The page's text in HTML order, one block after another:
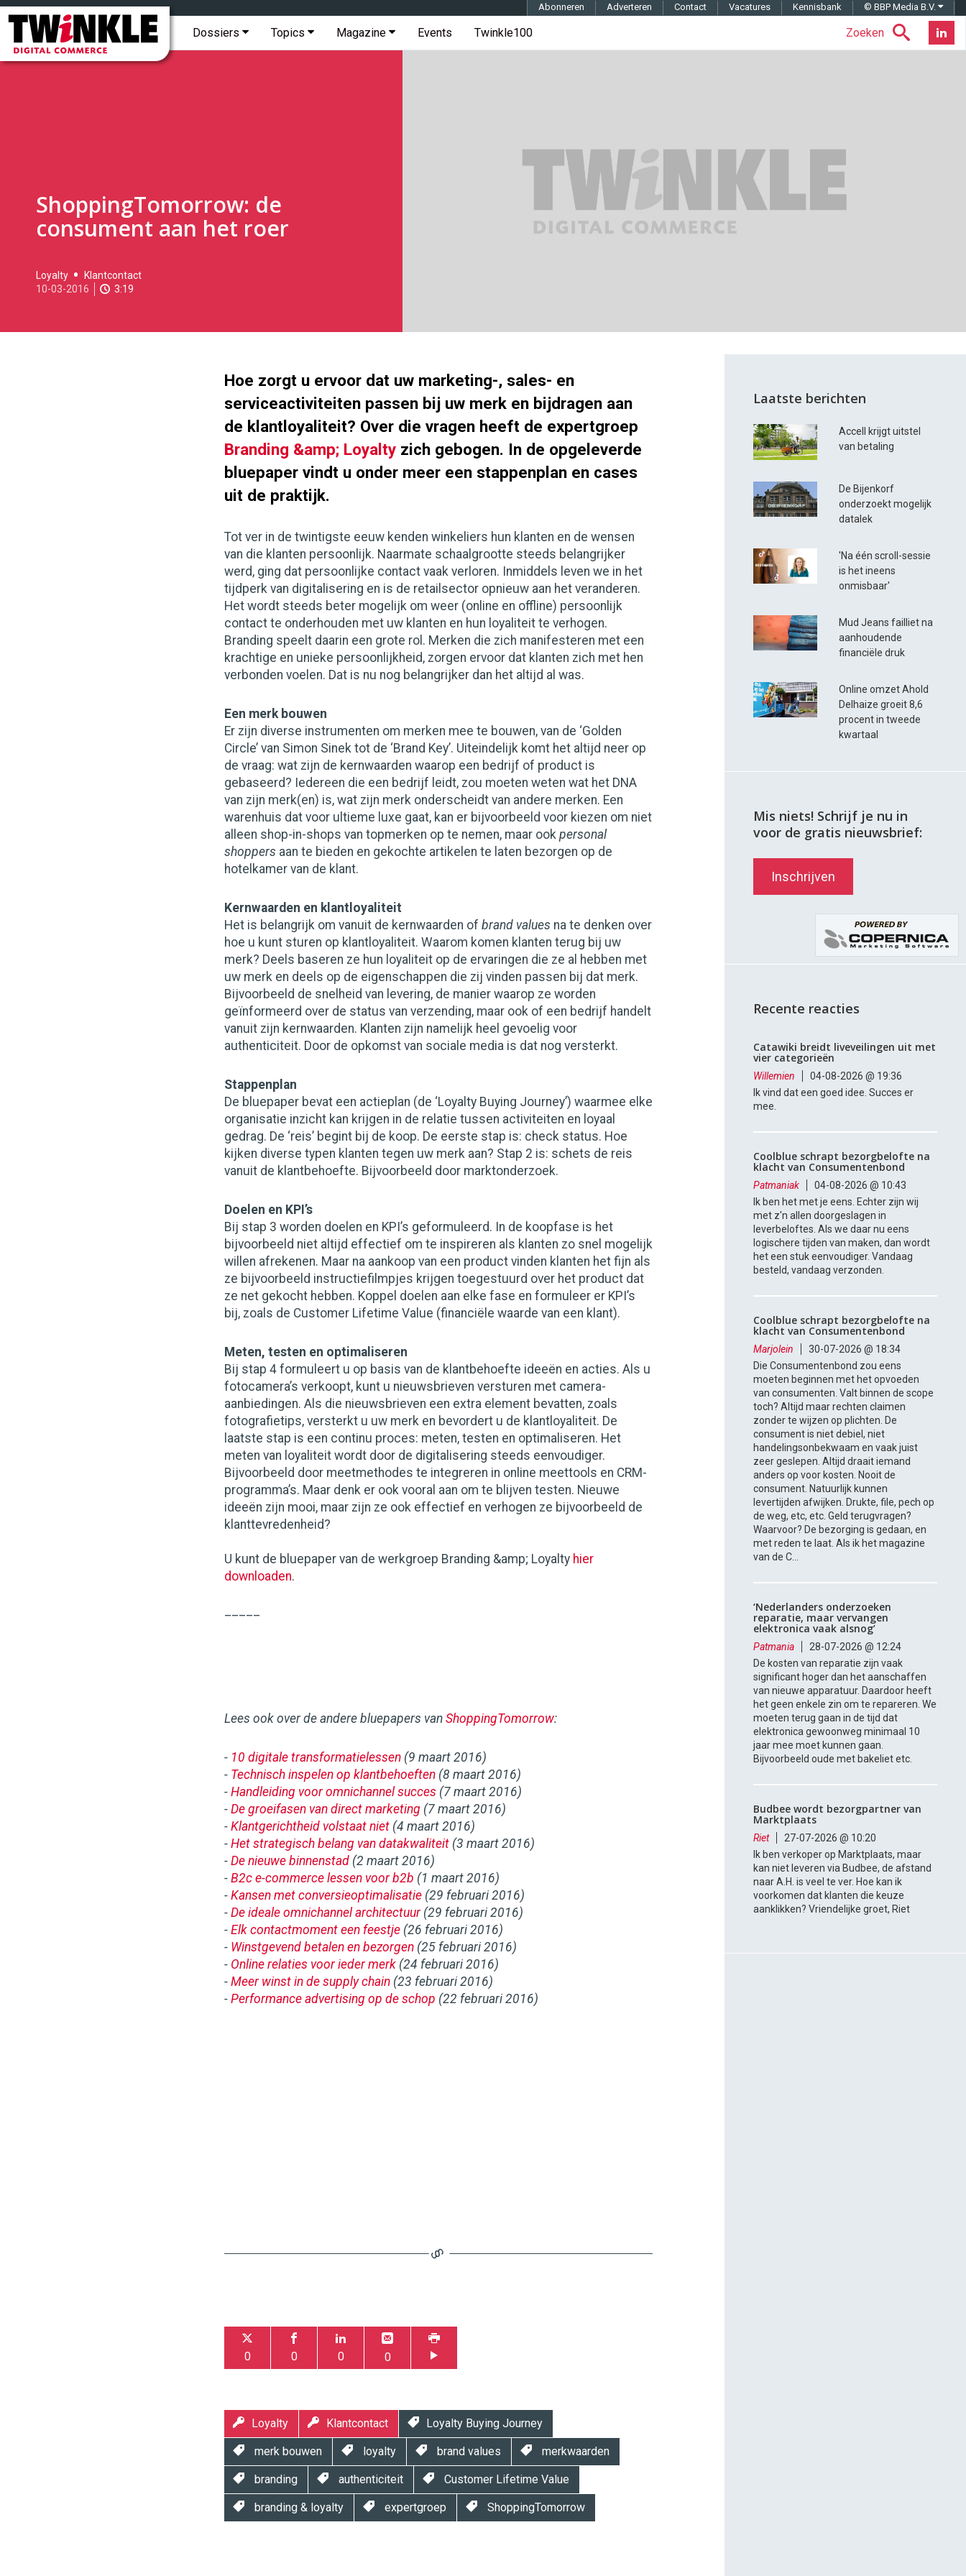
Twinkle
Digital
Commerce
Hoofdmenu Zoeken
Dossiers Topics Magazine Events Twinkle100
Topmenu Abonneren Adverteren Contact Vacatures Kennisbank © BBP Media B.V.
ShoppingTomorrow: de
consument aan het roer
2016-
03-
05-
Loyalty
Klantcontact
10-03-2016
3:19
Hoe zorgt u ervoor dat uw marketing-, sales- en
serviceactiviteiten passen bij uw merk en bijdragen aan
de klantloyaliteit? Over die vragen heeft de expertgroep
Branding &amp; Loyalty zich gebogen. In de opgeleverde
bluepaper vindt u onder meer een stappenplan en cases
uit de praktijk.
Tot ver in de twintigste eeuw kenden winkeliers hun klanten en de wensen
van die klanten persoonlijk. Naarmate schaalgrootte steeds belangrijker
werd, ging dat persoonlijke contact vaak verloren. Inmiddels leven we in het
tijdperk van digitalisering en is de retailsector opnieuw aan het veranderen.
Het wordt steeds beter mogelijk om weer (online en offline) persoonlijk
contact te onderhouden met uw klanten en hun loyaliteit te verhogen.
Branding speelt daarin een grote rol. Merken die zich manifesteren met een
krachtige en unieke persoonlijkheid, zorgen ervoor dat klanten zich met hen
verbonden voelen. Dat is nu nog belangrijker dan het altijd al was.
Een merk bouwen
Er zijn diverse instrumenten om merken mee te bouwen, van de ‘Golden
Circle’ van Simon Sinek tot de ‘Brand Key’. Uiteindelijk komt het altijd neer op
de vraag: wat zijn de kernwaarden waarop een bedrijf of product is
gebaseerd? Iedereen die een bedrijf leidt, zou moeten weten wat het DNA
van zijn merk(en) is, wat zijn merk onderscheidt van andere merken. Een
warenhuis dat voor ultieme luxe gaat, kan er bijvoorbeeld voor kiezen om niet
alleen shop-in-shops van topmerken op te nemen, maar ook personal
shoppers aan te bieden en gekochte artikelen te laten bezorgen op de
hotelkamer van de klant.
Kernwaarden en klantloyaliteit
Het is belangrijk om vanuit de kernwaarden of brand values na te denken over
hoe u kunt sturen op klantloyaliteit. Waarom komen klanten terug bij uw
merk? Deels baseren ze hun loyaliteit op de ervaringen die ze al hebben met
uw merk en deels op de eigenschappen die zij vinden passen bij dat merk.
Bijvoorbeeld de snelheid van levering, de manier waarop ze worden
geïnformeerd over de status van verzending, maar ook of een bedrijf handelt
vanuit zijn kernwaarden. Klanten zijn namelijk heel gevoelig voor
authenticiteit. Door de opkomst van sociale media is dat nog versterkt.
Stappenplan
De bluepaper bevat een actieplan (de ‘Loyalty Buying Journey’) waarmee elke
organisatie inzicht kan krijgen in de relatie tussen activiteiten en loyaal
gedrag. De ‘reis’ begint bij de koop. De eerste stap is: check status. Hoe
kijken diverse typen klanten tegen uw merk aan? Stap 2 is: schets de reis
vanuit de klantbehoefte. Bijvoorbeeld door marktonderzoek.
Doelen en KPI’s
Bij stap 3 worden doelen en KPI’s geformuleerd. In de koopfase is het
bijvoorbeeld niet altijd effectief om te inspireren als klanten zo snel mogelijk
willen afrekenen. Maar na aankoop van een product vinden klanten het fijn als
ze bijvoorbeeld instructiefilmpjes krijgen toegestuurd over het product dat
ze net gekocht hebben. Koppel doelen aan elke fase en formuleer er KPI’s
bij, zoals de Customer Lifetime Value (financiële waarde van een klant).
Meten, testen en optimaliseren
Bij stap 4 formuleert u op basis van de klantbehoefte ideeën en acties. Als u
fotocamera’s verkoopt, kunt u nieuwsbrieven versturen met camera-
aanbiedingen. Als die nieuwsbrieven een extra element bevatten, zoals
fotografietips, versterkt u uw merk en bevordert u de klantloyaliteit. De
laatste stap is een continu proces: meten, testen en optimaliseren. Het
meten van loyaliteit wordt door de digitalisering steeds eenvoudiger.
Bijvoorbeeld door meetmethodes te integreren in online meettools en CRM-
programma’s. Maar denk er ook vooral aan om te blijven testen. Nieuwe
ideeën zijn mooi, maar zijn ze ook effectief en verhogen ze bijvoorbeeld de
klanttevredenheid?
U kunt de bluepaper van de werkgroep Branding &amp; Loyalty hier
downloaden.
Lees ook over de andere bluepapers van ShoppingTomorrow:
- 10 digitale transformatielessen (9 maart 2016)
- Technisch inspelen op klantbehoeften (8 maart 2016)
- Handleiding voor omnichannel succes (7 maart 2016)
- De groeifasen van direct marketing (7 maart 2016)
- Klantgerichtheid volstaat niet (4 maart 2016)
- Het strategisch belang van datakwaliteit (3 maart 2016)
- De nieuwe binnenstad (2 maart 2016)
- B2c e-commerce lessen voor b2b (1 maart 2016)
- Kansen met conversieoptimalisatie (29 februari 2016)
- De ideale omnichannel architectuur(29 februari 2016)
- Elk contactmoment een feestje (26 februari 2016)
- Winstgevend betalen en bezorgen (25 februari 2016)
- Online relaties voor ieder merk (24 februari 2016)
- Meer winst in de supply chain (23 februari 2016)
- Performance advertising op de schop (22 februari 2016)
0 0 0 0
Loyalty Klantcontact Loyalty Buying Journey
merk bouwen loyalty brand values merkwaarden
branding authenticiteit Customer Lifetime Value
branding & loyalty expertgroep ShoppingTomorrow
Laatste berichten
Accell krijgt uitstel
van betaling
De Bijenkorf
onderzoekt mogelijk
datalek
'Na één scroll-sessie
is het ineens
onmisbaar'
Mud Jeans failliet na
aanhoudende
financiële druk
Online omzet Ahold
Delhaize groeit 8,6
procent in tweede
kwartaal
Mis niets! Schrijf je nu in
voor de gratis nieuwsbrief:
Inschrijven
Recente reacties
Catawiki breidt liveveilingen uit met
vier categorieën
Willemien
04-08-2026 @ 19:36
Ik vind dat een goed idee. Succes er
mee.
Coolblue schrapt bezorgbelofte na
klacht van Consumentenbond
Patmaniak
04-08-2026 @ 10:43
Ik ben het met je eens. Echter zijn wij
met z'n allen doorgeslagen in
leverbeloftes. Als we daar nu eens
logischere tijden van maken, dan wordt
het een stuk eenvoudiger. Vandaag
besteld, vandaag verzonden.
Coolblue schrapt bezorgbelofte na
klacht van Consumentenbond
Marjolein
30-07-2026 @ 18:34
Die Consumentenbond zou eens
moeten beginnen met het opvoeden
van consumenten. Valt binnen de scope
toch? Altijd maar rechten claimen
zonder te wijzen op plichten. De
consument is niet debiel, niet
handelingsonbekwaam en vaak juist
zeer geslepen. Altijd draait iemand
anders op voor kosten. Nooit de
consument. Natuurlijk kunnen
levertijden afwijken. Drukte, file, pech op
de weg, etc, etc. Geld terugvragen?
Waarvoor? De bezorging is gedaan, en
met reden te laat. Als ik het magazine
van de C...
‘Nederlanders onderzoeken
reparatie, maar vervangen
elektronica vaak alsnog’
Patmania
28-07-2026 @ 12:24
De kosten van reparatie zijn vaak
significant hoger dan het aanschaffen
van nieuwe apparatuur. Daardoor heeft
het geen enkele zin om te repareren. We
moeten terug gaan in de tijd dat
elektronica gewoonweg minimaal 10
jaar mee moet kunnen gaan.
Bijvoorbeeld oude met bakeliet etc.
Budbee wordt bezorgpartner van
Marktplaats
Riet
27-07-2026 @ 10:20
Ik ben verkoper op Marktplaats, maar
kan niet leveren via Budbee, de afstand
naar A.H. is veel te ver. Hoe kan ik
voorkomen dat klanten die keuze
aanklikken? Vriendelijke groet, Riet